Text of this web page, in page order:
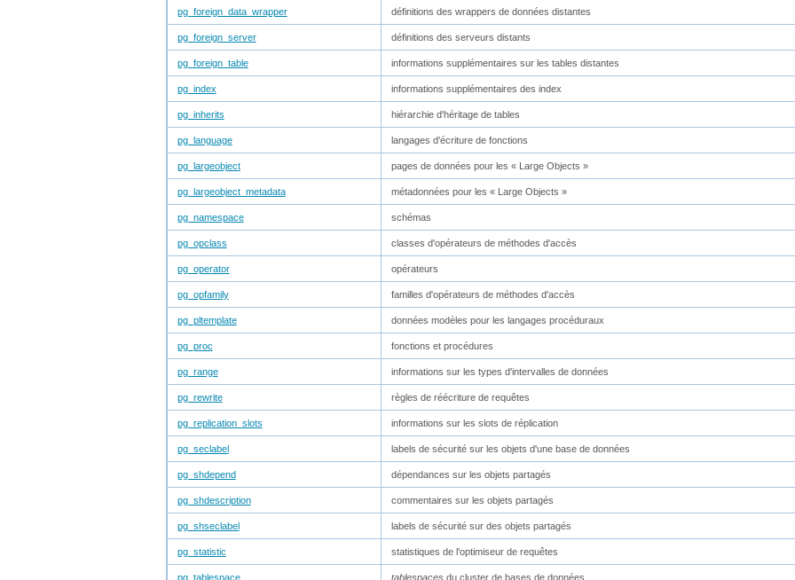
pg_foreign_data_wrapper définitions des wrappers de données distantes
pg_foreign_server définitions des serveurs distants
pg_foreign_table informations supplémentaires sur les tables distantes
pg_index informations supplémentaires des index
pg_inherits hiérarchie d'héritage de tables
pg_language langages d'écriture de fonctions
pg_largeobject pages de données pour les « Large Objects »
pg_largeobject_metadata métadonnées pour les « Large Objects »
pg_namespace schémas
pg_opclass classes d'opérateurs de méthodes d'accès
pg_operator opérateurs
pg_opfamily familles d'opérateurs de méthodes d'accès
pg_pltemplate données modèles pour les langages procéduraux
pg_proc fonctions et procédures
pg_range informations sur les types d'intervalles de données
pg_rewrite règles de réécriture de requêtes
pg_replication_slots informations sur les slots de réplication
pg_seclabel labels de sécurité sur les objets d'une base de données
pg_shdepend dépendances sur les objets partagés
pg_shdescription commentaires sur les objets partagés
pg_shseclabel labels de sécurité sur des objets partagés
pg_statistic statistiques de l'optimiseur de requêtes
pg_tablespace tablespacesdu cluster de bases de données